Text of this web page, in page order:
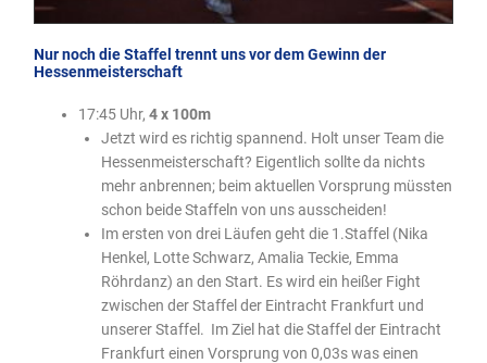
Nur noch die Staffel trennt uns vor dem Gewinn der
Hessenmeisterschaft
17:45 Uhr,4 x 100m
Jetzt wird es richtig spannend. Holt unser Team die
Hessenmeisterschaft? Eigentlich sollte da nichts
mehr anbrennen; beim aktuellen Vorsprung müssten
schon beide Staffeln von uns ausscheiden!
Im ersten von drei Läufen geht die 1.Staffel (Nika
Henkel, Lotte Schwarz, Amalia Teckie, Emma
Röhrdanz) an den Start. Es wird ein heißer Fight
zwischen der Staffel der Eintracht Frankfurt und
unserer Staffel. Im Ziel hat die Staffel der Eintracht
Frankfurt einen Vorsprung von 0,03s was einen